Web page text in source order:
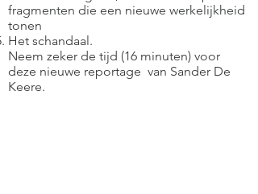
fragmenten die een nieuwe werkelijkheid
tonen
Het schandaal.
Neem zeker de tijd (16 minuten) voor
deze nieuwe reportage van Sander De
Keere.